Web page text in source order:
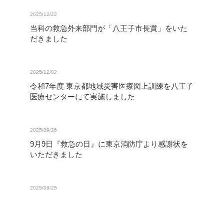
2025/12/22
当科の救急外来部門が「八王子市長賞」をいた
だきました
2025/12/02
令和7年度 東京都地域災害医療図上訓練を八王子
医療センターにて実施しました
2025/09/26
9月9日『救急の日』に東京消防庁より感謝状を
いただきました
2025/09/25